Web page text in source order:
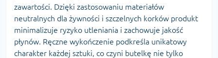
zawartości. Dzięki zastosowaniu materiałów
neutralnych dla żywności i szczelnych korków produkt
minimalizuje ryzyko utleniania i zachowuje jakość
płynów. Ręczne wykończenie podkreśla unikatowy
charakter każdej sztuki, co czyni butelkę nie tylko